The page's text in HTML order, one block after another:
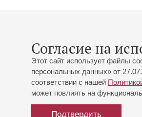
Согласие на
Этот сайт использует файлы
персональных данных» от
соответствии с нашей
может повлиять на
Подтвердить